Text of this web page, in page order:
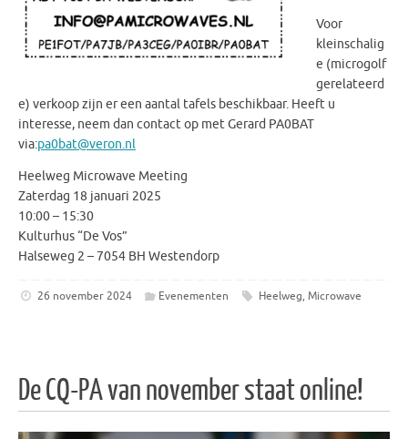
Voor
kleinschalig
e (microgolf
gerelateerd
e) verkoop zijn er een aantal tafels beschikbaar. Heeft u
interesse, neem dan contact op met Gerard PA0BAT
via:pa0bat@veron.nl
Heelweg Microwave Meeting
Zaterdag 18 januari 2025
10:00 – 15:30
Kulturhus “De Vos”
Halseweg 2 – 7054 BH Westendorp
26 november 2024 Evenementen Heelweg, Microwave
De CQ-PA van november staat online!